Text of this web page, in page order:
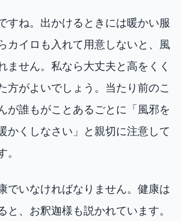
すね。出かけるときには暖かい服
カイロも入れて用意しないと、風
ません。私なら大丈夫と高をくく
方がよいでしょう。当たり前のこ
が誰もがことあるごとに「風邪を
かくしなさい」と親切に注意して
でいなければなりません。健康は
と、お釈迦様も説かれています。